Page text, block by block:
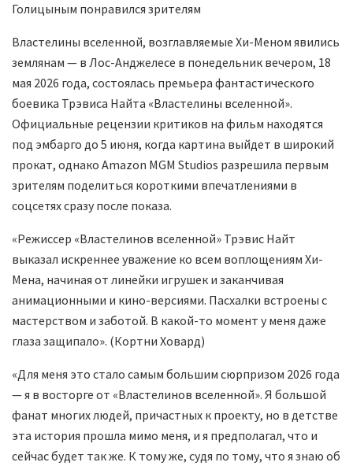
Голицыным понравился зрителям
Властелины вселенной, возглавляемые Хи-Меном явились
землянам — в Лос-Анджелесе в понедельник вечером, 18
мая 2026 года, состоялась премьера фантастического
боевика Трэвиса Найта «Властелины вселенной».
Официальные рецензии критиков на фильм находятся
под эмбарго до 5 июня, когда картина выйдет в широкий
прокат, однако Amazon MGM Studios разрешила первым
зрителям поделиться короткими впечатлениями в
соцсетях сразу после показа.
«Режиссер «Властелинов вселенной» Трэвис Найт
выказал искреннее уважение ко всем воплощениям Хи-
Мена, начиная от линейки игрушек и заканчивая
анимационными и кино-версиями. Пасхалки встроены с
мастерством и заботой. В какой-то момент у меня даже
глаза защипало». (Кортни Ховард)
«Для меня это стало самым большим сюрпризом 2026 года
— я в восторге от «Властелинов вселенной». Я большой
фанат многих людей, причастных к проекту, но в детстве
эта история прошла мимо меня, и я предполагал, что и
сейчас будет так же. К тому же, судя по тому, что я знаю об